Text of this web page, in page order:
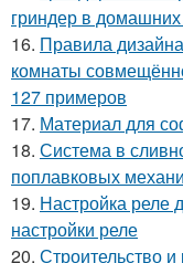
гриндер в
16. Правила
комнаты
127 примеров
17. Материал для
18. Система в
поплавковых
19. Настройка реле
настройки реле
20. Строительство